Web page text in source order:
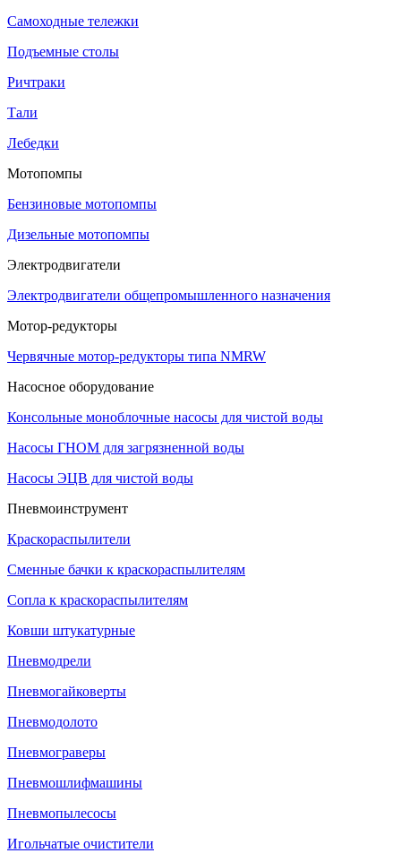
Самоходные тележки
Подъемные столы
Ричтраки
Тали
Лебедки
Мотопомпы
Бензиновые мотопомпы
Дизельные мотопомпы
Электродвигатели
Электродвигатели общепромышленного назначения
Мотор-редукторы
Червячные мотор-редукторы типа NMRW
Насосное оборудование
Консольные моноблочные насосы для чистой воды
Насосы ГНОМ для загрязненной воды
Насосы ЭЦВ для чистой воды
Пневмоинструмент
Краскораспылители
Сменные бачки к краскораспылителям
Сопла к краскораспылителям
Ковши штукатурные
Пневмодрели
Пневмогайковерты
Пневмодолото
Пневмограверы
Пневмошлифмашины
Пневмопылесосы
Игольчатые очистители